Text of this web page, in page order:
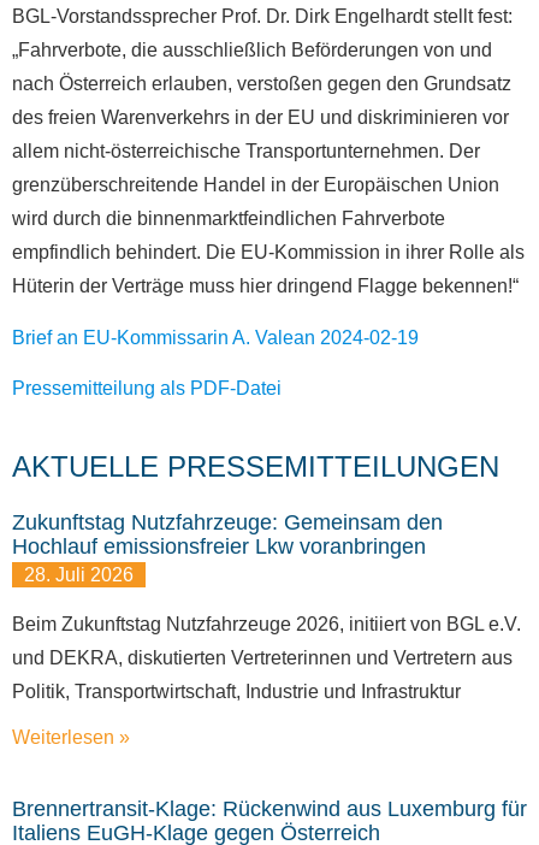
BGL-Vorstandssprecher Prof. Dr. Dirk Engelhardt stellt fest:
„Fahrverbote, die ausschließlich Beförderungen von und
nach Österreich erlauben, verstoßen gegen den Grundsatz
des freien Warenverkehrs in der EU und diskriminieren vor
allem nicht-österreichische Transportunternehmen. Der
grenzüberschreitende Handel in der Europäischen Union
wird durch die binnenmarktfeindlichen Fahrverbote
empfindlich behindert. Die EU-Kommission in ihrer Rolle als
Hüterin der Verträge muss hier dringend Flagge bekennen!“
Brief an EU-Kommissarin A. Valean 2024-02-19
Pressemitteilung als PDF-Datei
AKTUELLE PRESSEMITTEILUNGEN
Zukunftstag Nutzfahrzeuge: Gemeinsam den
Hochlauf emissionsfreier Lkw voranbringen
28. Juli 2026
Beim Zukunftstag Nutzfahrzeuge 2026, initiiert von BGL e.V.
und DEKRA, diskutierten Vertreterinnen und Vertretern aus
Politik, Transportwirtschaft, Industrie und Infrastruktur
Weiterlesen »
Brennertransit-Klage: Rückenwind aus Luxemburg für
Italiens EuGH-Klage gegen Österreich